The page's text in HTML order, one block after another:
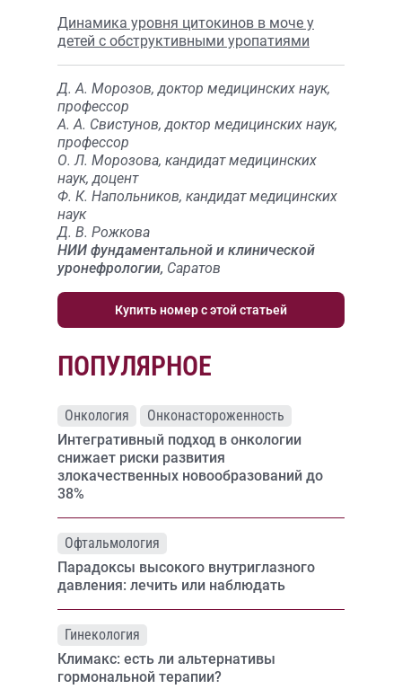
Динамика уровня цитокинов в моче у
детей с обструктивными уропатиями
Д. А. Морозов, доктор медицинских наук,
профессор
А. А. Свистунов, доктор медицинских наук,
профессор
О. Л. Морозова, кандидат медицинских
наук, доцент
Ф. К. Напольников, кандидат медицинских
наук
Д. В. Рожкова
НИИ фундаментальной и клинической
уронефрологии, Саратов
Купить номер с этой статьей
ПОПУЛЯРНОЕ
Онкология
Онконастороженность
Интегративный подход в онкологии
снижает риски развития
злокачественных новообразований до
38%
Офтальмология
Парадоксы высокого внутриглазного
давления: лечить или наблюдать
Гинекология
Климакс: есть ли альтернативы
гормональной терапии?